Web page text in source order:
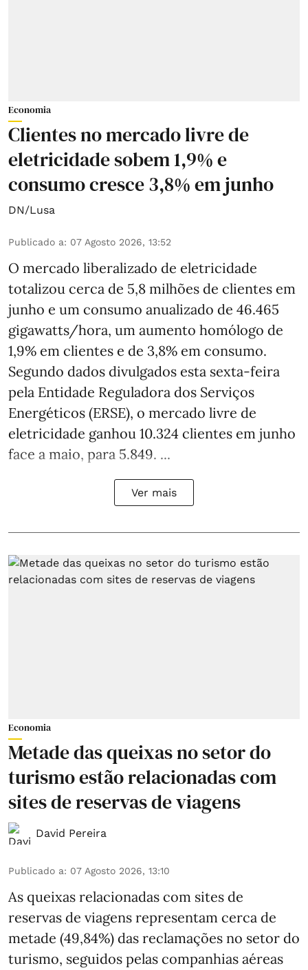
Economia
Clientes no mercado livre de
eletricidade sobem 1,9% e
consumo cresce 3,8% em junho
DN/Lusa
Publicado a: 07 Agosto 2026, 13:52
O mercado liberalizado de eletricidade
totalizou cerca de 5,8 milhões de clientes em
junho e um consumo anualizado de 46.465
gigawatts/hora, um aumento homólogo de
1,9% em clientes e de 3,8% em consumo.
Segundo dados divulgados esta sexta-feira
pela Entidade Reguladora dos Serviços
Energéticos (ERSE), o mercado livre de
eletricidade ganhou 10.324 clientes em junho
face a maio, para 5.849. ...
Ver mais
Economia
Metade das queixas no setor do
turismo estão relacionadas com
sites de reservas de viagens
David Pereira
Publicado a: 07 Agosto 2026, 13:10
As queixas relacionadas com sites de
reservas de viagens representam cerca de
metade (49,84%) das reclamações no setor do
turismo, seguidos pelas companhias aéreas